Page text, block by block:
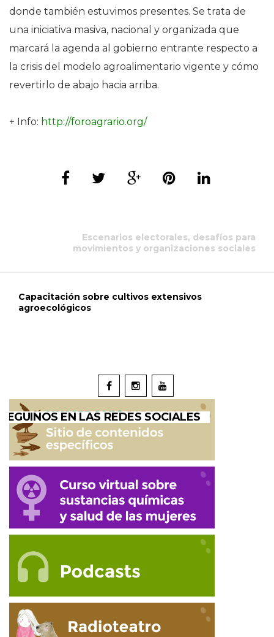
donde también estuvimos presentes. Se trata de
una iniciativa masiva, nacional y organizada que
marcará la agenda al gobierno entrante respecto a
la crisis del modelo agroalimentario vigente y cómo
revertirlo de abajo hacia arriba.
+ Info: http://foroagrario.org/
Escenarios electorales, desafíos para
movimientos y organizaciones sociales
Capacitación sobre cultivos extensivos
agroecológicos
SEGUINOS EN LAS REDES SOCIALES